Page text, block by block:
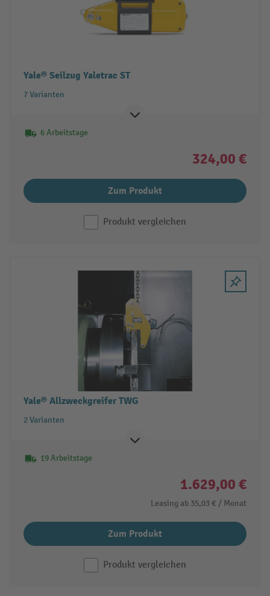
Yale® Seilzug Yaletrac ST
7 Varianten
6 Arbeitstage
324,00 €
Zum Produkt
Produkt vergleichen
Yale® Allzweckgreifer TWG
2 Varianten
19 Arbeitstage
1.629,00 €
Leasing ab 35,03 € / Monat
Zum Produkt
Produkt vergleichen